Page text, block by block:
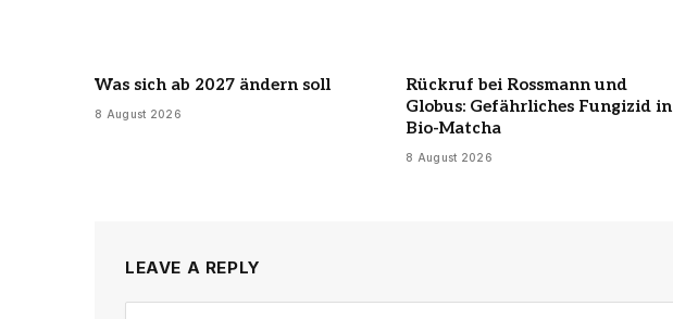
Was sich ab 2027 ändern soll
8 August 2026
Rückruf bei Rossmann und
Globus: Gefährliches Fungizid in
Bio-Matcha
8 August 2026
LEAVE A REPLY